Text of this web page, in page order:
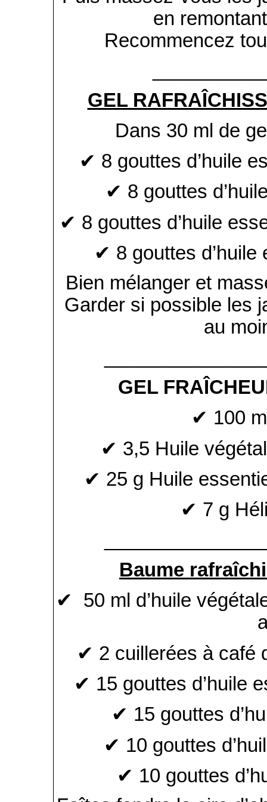
en
Recommencez
GEL
Dans 30 ml de
✔ 8 gouttes d’huile
✔ 8 gouttes
✔ 8 gouttes d’huile
✔ 8 gouttes d’huile
Bien mélanger et
Garder si possible les
au
GEL
✔ 100
✔ 3,5 Huile
✔ 25 g Huile
✔ 7 g
Baume
✔ 50 ml d’huile
✔ 2 cuillerées à café
✔ 15 gouttes d’huile
✔ 15 gouttes
✔ 10 gouttes
✔ 10 gouttes